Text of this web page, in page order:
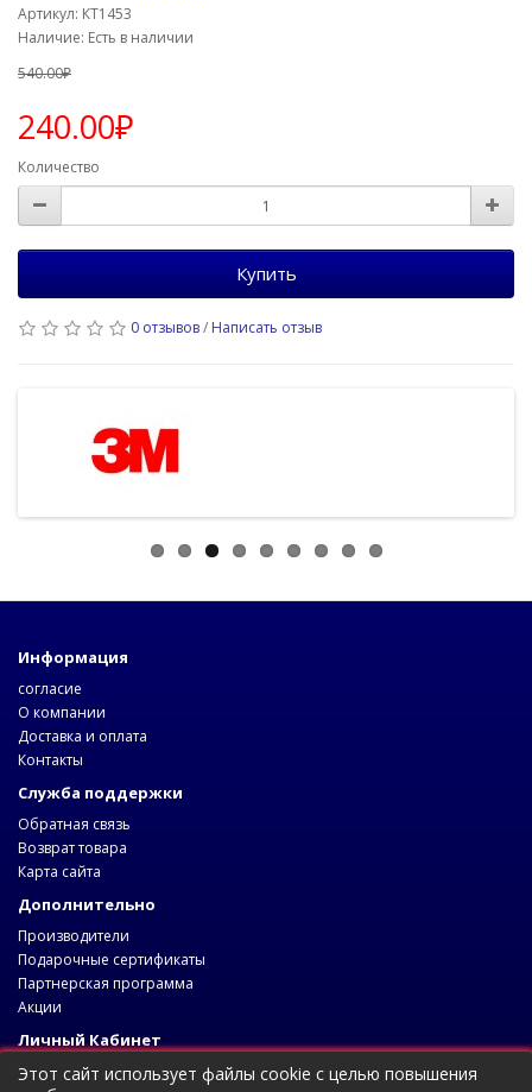
Артикул: КТ1453
Наличие: Есть в наличии
540.00₽
240.00₽
Количество
Купить
0 отзывов/ Написать отзыв
Информация
согласие
О компании
Доставка и оплата
Контакты
Служба поддержки
Обратная связь
Возврат товара
Карта сайта
Дополнительно
Производители
Подарочные сертификаты
Партнерская программа
Акции
Личный Кабинет
Личный Кабинет
Этот сайт использует файлы cookie с целью повышения